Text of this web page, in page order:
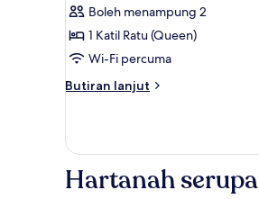
Boleh menampung 2
1 Katil Ratu (Queen)
Wi-Fi percuma
Butiran lanjut
Butiran
Double
Hartanah serupa